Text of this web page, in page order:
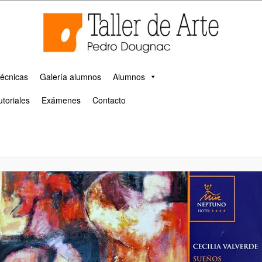
taller de arte de Málaga
Galería alumnos
Alumnos
Exámenes Contacto